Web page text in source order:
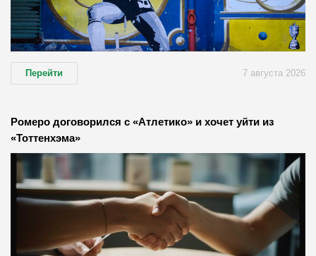
Перейти 7 августа 2026
Ромеро договорился с «Атлетико» и хочет уйти из
«Тоттенхэма»